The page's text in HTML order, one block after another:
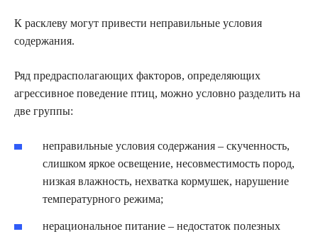
К расклеву могут привести неправильные условия
содержания.
Ряд предрасполагающих факторов, определяющих
агрессивное поведение птиц, можно условно разделить на
две группы:
неправильные условия содержания – скученность,
слишком яркое освещение, несовместимость пород,
низкая влажность, нехватка кормушек, нарушение
температурного режима;
нерациональное питание – недостаток полезных